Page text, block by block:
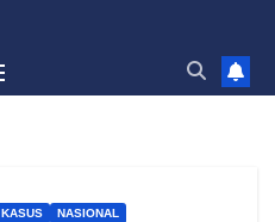
KASUS NASIONAL